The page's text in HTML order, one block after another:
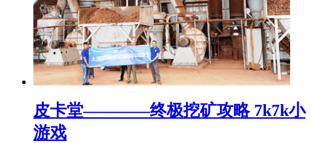
皮卡堂————终极挖矿攻略 7k7k小
游戏